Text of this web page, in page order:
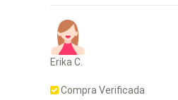
Erika C.
Compra Verificada